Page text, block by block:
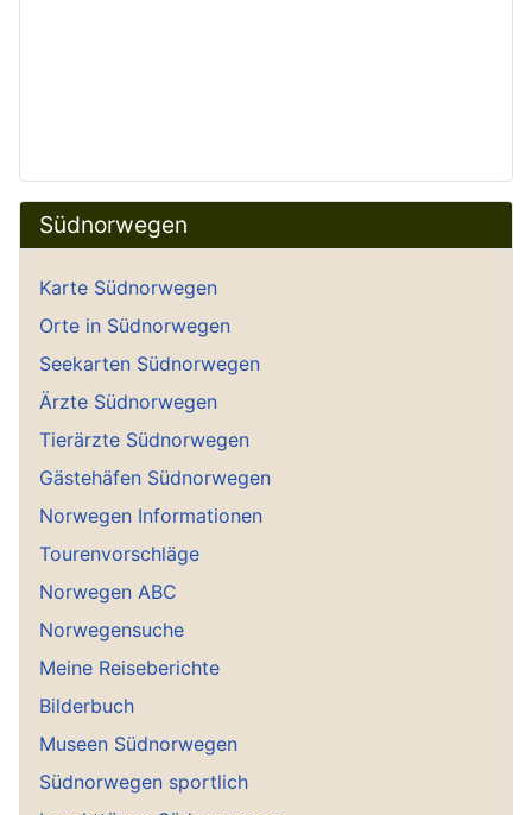
Südnorwegen
Karte Südnorwegen
Orte in Südnorwegen
Seekarten Südnorwegen
Ärzte Südnorwegen
Tierärzte Südnorwegen
Gästehäfen Südnorwegen
Norwegen Informationen
Tourenvorschläge
Norwegen ABC
Norwegensuche
Meine Reiseberichte
Bilderbuch
Museen Südnorwegen
Südnorwegen sportlich